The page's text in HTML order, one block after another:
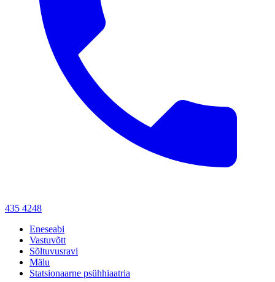
435 4248
Eneseabi
Vastuvõtt
Sõltuvusravi
Mälu
Statsionaarne psühhiaatria